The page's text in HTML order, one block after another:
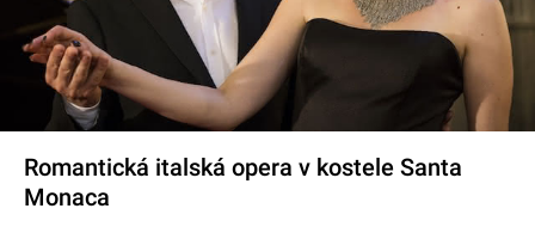
Romantická italská opera v kostele Santa
Monaca